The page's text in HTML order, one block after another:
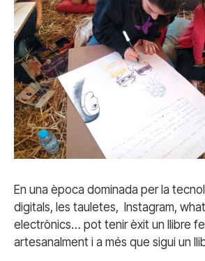
En una època dominada per la
digitals, les tauletes, Instagram,
electrònics… pot tenir èxit un llibre
artesanalment i a més que sigui un